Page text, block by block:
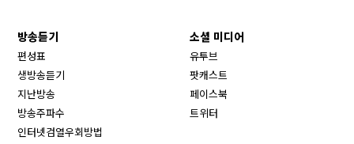
방송듣기
편성표
생방송듣기
지난방송
방송주파수
인터넷검열우회방법
소셜 미디어
유투브
팟캐스트
페이스북
트위터